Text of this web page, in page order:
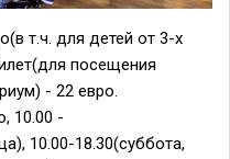
т.ч. для детей от 3-х
посещения
- 22 евро.
10.00 -
10.00-18.30(суббота,